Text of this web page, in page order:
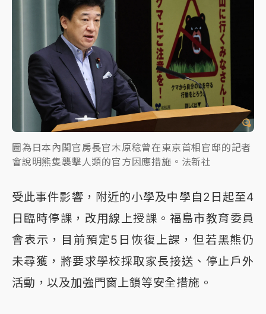
圖為日本內閣官房長官木原稔曾在東京首相官邸的記者
會說明熊隻襲擊人類的官方因應措施。法新社
受此事件影響，附近的小學及中學自2日起至4
日臨時停課，改用線上授課。福島市教育委員
會表示，目前預定5日恢復上課，但若黑熊仍
未尋獲，將要求學校採取家長接送、停止戶外
活動，以及加強門窗上鎖等安全措施。